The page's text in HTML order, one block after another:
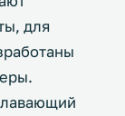
для